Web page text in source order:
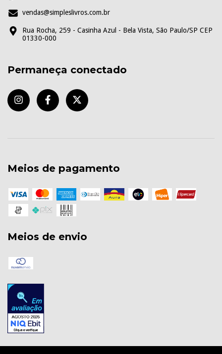
vendas@simpleslivros.com.br
Rua Rocha, 259 - Casinha Azul - Bela Vista, São Paulo/SP CEP
01330-000
Permaneça conectado
Meios de pagamento
Meios de envio